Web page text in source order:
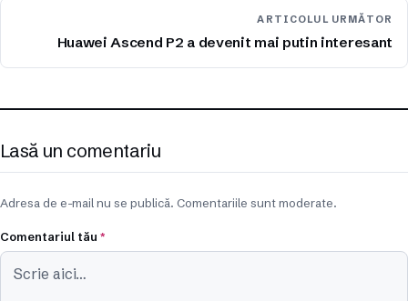
ARTICOLUL URMĂTOR
Huawei Ascend P2 a devenit mai putin interesant
Lasă un comentariu
Adresa de e-mail nu se publică. Comentariile sunt moderate.
Comentariul tău *